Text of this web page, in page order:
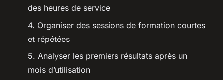
des heures de service
4. Organiser des sessions de formation courtes
et répétées
5. Analyser les premiers résultats après un
mois d’utilisation